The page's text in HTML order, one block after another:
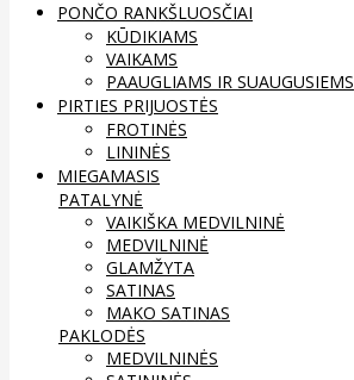
PONČO RANKŠLUOSČIAI
KŪDIKIAMS
VAIKAMS
PAAUGLIAMS IR SUAUGUSIEMS
PIRTIES PRIJUOSTĖS
FROTINĖS
LININĖS
MIEGAMASIS
PATALYNĖ
VAIKIŠKA MEDVILNINĖ
MEDVILNINĖ
GLAMŽYTA
SATINAS
MAKO SATINAS
PAKLODĖS
MEDVILNINĖS